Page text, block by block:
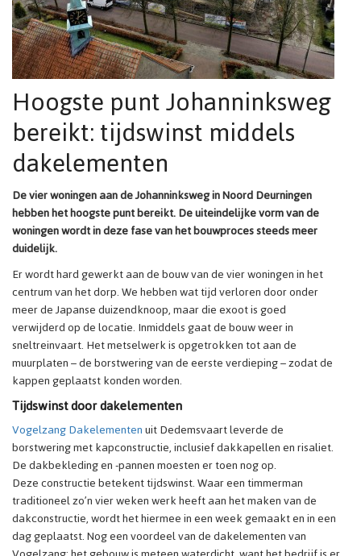
Hoogste punt Johanninksweg
bereikt: tijdswinst middels
dakelementen
De vier woningen aan de Johanninksweg in Noord Deurningen
hebben het hoogste punt bereikt. De uiteindelijke vorm van de
woningen wordt in deze fase van het bouwproces steeds meer
duidelijk.
Er wordt hard gewerkt aan de bouw van de vier woningen in het
centrum van het dorp. We hebben wat tijd verloren door onder
meer de Japanse duizendknoop, maar die exoot is goed
verwijderd op de locatie. Inmiddels gaat de bouw weer in
sneltreinvaart. Het metselwerk is opgetrokken tot aan de
muurplaten – de borstwering van de eerste verdieping – zodat de
kappen geplaatst konden worden.
Tijdswinst door dakelementen
Vogelzang Dakelementenuit Dedemsvaart leverde de
borstwering met kapconstructie, inclusief dakkapellen en risaliet.
De dakbekleding en -pannen moesten er toen nog op.
Deze constructie betekent tijdswinst. Waar een timmerman
traditioneel zo’n vier weken werk heeft aan het maken van de
dakconstructie, wordt het hiermee in een week gemaakt en in een
dag geplaatst. Nog een voordeel van de dakelementen van